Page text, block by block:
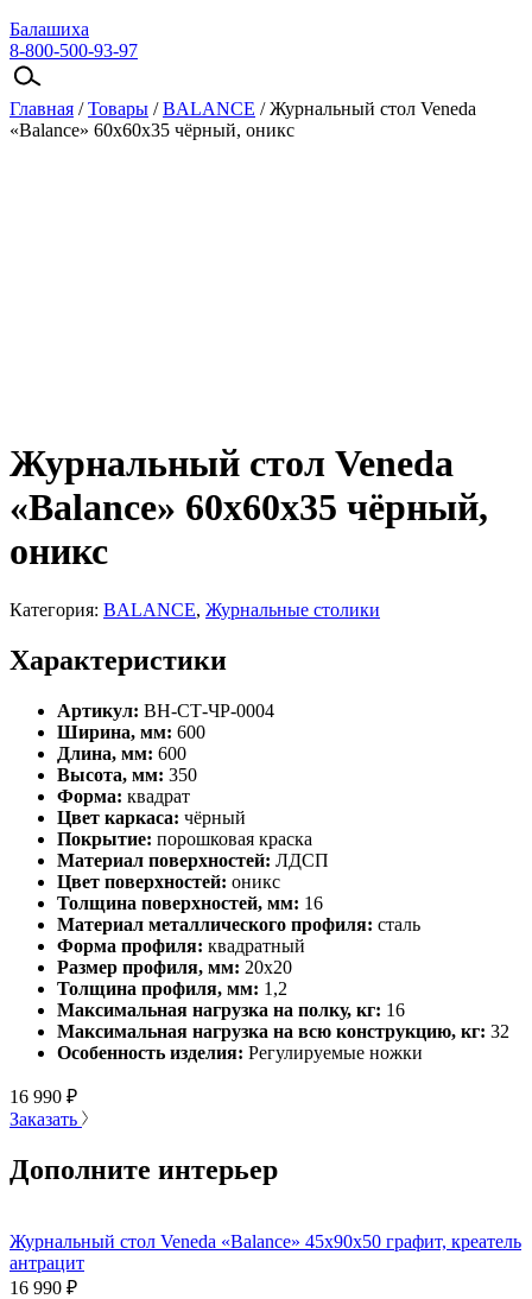
Балашиха
8-800-500-93-97
Главная /Товары /BALANCE /Журнальный стол Veneda
«Balance» 60х60х35 чёрный, оникс
Журнальный стол Veneda
«Balance» 60х60х35 чёрный,
оникс
Категория: BALANCE, Журнальные столики
Характеристики
Артикул: ВН-СТ-ЧР-0004
Ширина, мм: 600
Длина, мм: 600
Высота, мм: 350
Форма: квадрат
Цвет каркаса: чёрный
Покрытие: порошковая краска
Материал поверхностей: ЛДСП
Цвет поверхностей: оникс
Толщина поверхностей, мм: 16
Материал металлического профиля: сталь
Форма профиля: квадратный
Размер профиля, мм: 20х20
Толщина профиля, мм: 1,2
Максимальная нагрузка на полку, кг: 16
Максимальная нагрузка на всю конструкцию, кг: 32
Особенность изделия: Регулируемые ножки
16 990 ₽
Заказать
Дополните интерьер
Журнальный стол Veneda «Balance» 45х90х50 графит, креатель
антрацит
16 990 ₽